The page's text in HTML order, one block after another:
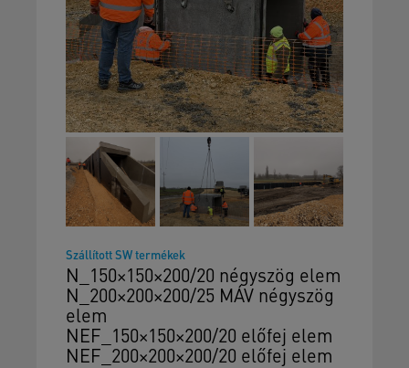
Szállított SW termékek
N_150×150×200/20 négyszög elem
N_200×200×200/25 MÁV négyszög
elem
NEF_150×150×200/20 előfej elem
NEF_200×200×200/20 előfej elem